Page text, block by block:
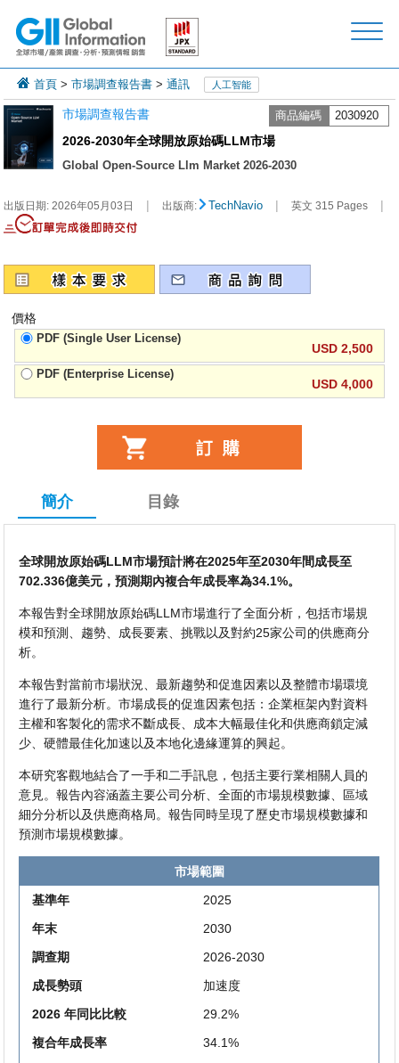
首頁 >市場調查報告書 >通訊 人工智能
市場調查報告書 商品編碼 2030920
2026-2030年全球開放原始碼LLM市場
Global Open-Source Llm Market 2026-2030
出版日期:2026年05月03日 | 出版商: TechNavio | 英文 315 Pages |
價格
PDF (Single User License)
USD 2,500
PDF (Enterprise License)
USD 4,000
簡介 目錄
全球開放原始碼LLM市場預計將在2025年至2030年間成長至
702.336億美元，預測期內複合年成長率為34.1%。
本報告對全球開放原始碼LLM市場進行了全面分析，包括市場規
模和預測、趨勢、成長要素、挑戰以及對約25家公司的供應商分
析。
本報告對當前市場狀況、最新趨勢和促進因素以及整體市場環境
進行了最新分析。市場成長的促進因素包括：企業框架內對資料
主權和客製化的需求不斷成長、成本大幅最佳化和供應商鎖定減
少、硬體最佳化加速以及本地化邊緣運算的興起。
本研究客觀地結合了一手和二手訊息，包括主要行業相關人員的
意見。報告內容涵蓋主要公司分析、全面的市場規模數據、區域
細分分析以及供應商格局。報告同時呈現了歷史市場規模數據和
預測市場規模數據。
市場範圍
基準年
2025
年末
2030
調查期
2026-2030
成長勢頭
加速度
2026 年同比比較
29.2%
複合年成長率
34.1%